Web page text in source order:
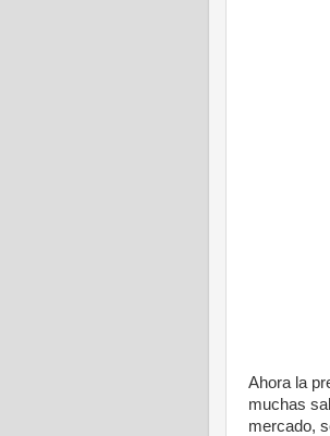
Ahora la
muchas
mercado,